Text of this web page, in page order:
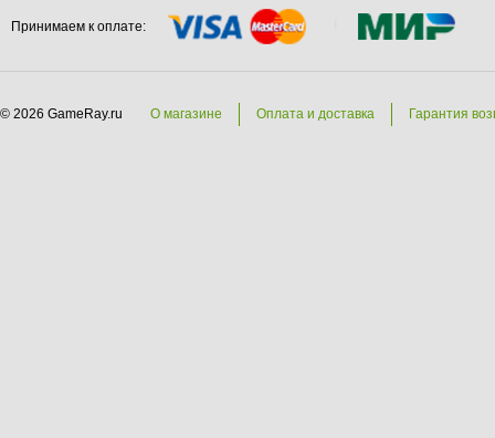
Принимаем к оплате:
© 2026 GameRay.ru О магазине Оплата и доставка Гарантия